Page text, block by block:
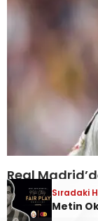
Real
Junior imzayı
Sıradaki